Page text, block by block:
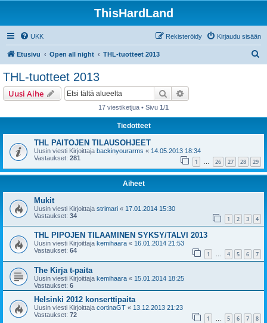
ThisHardLand
UKK Kirjaudu sisään
Rekisteröidy
Etusivu Open all night THL-tuotteet 2013
THL-tuotteet 2013
Uusi Aihe Etsi
17 viestiketjua • Sivu 1/1
Tiedotteet
THL PAITOJEN TILAUSOHJEET
Uusin viesti Kirjoittaja backinyourarms « 14.05.2013 18:34
Vastaukset: 281 1 … 26 27 28 29
Aiheet
Mukit
Uusin viesti Kirjoittaja strimari « 17.01.2014 15:30
Vastaukset: 34 1 2 3 4
THL PIPOJEN TILAAMINEN SYKSY/TALVI 2013
Uusin viesti Kirjoittaja kemihaara « 16.01.2014 21:53
Vastaukset: 64 1 … 4 5 6 7
The Kirja t-paita
Uusin viesti Kirjoittaja kemihaara « 15.01.2014 18:25
Vastaukset: 6
Helsinki 2012 konserttipaita
Uusin viesti Kirjoittaja cortinaGT « 13.12.2013 21:23
Vastaukset: 72 1 … 5 6 7 8